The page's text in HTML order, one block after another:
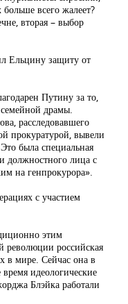
всего жалеет?
вторая – выбор
Ельцину защиту от
Путину за то,
драмы.
расследовавшего
прокуратурой, вывели
была специальная
должностного лица с
на генпрокурора».
с участием
этим
революции российская
в мире. Сейчас она в
идеологические
Блэйка работали